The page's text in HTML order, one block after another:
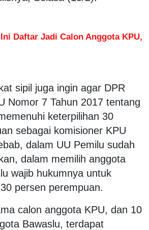
Daftar Jadi Calon Anggota KPU,
sipil juga ingin agar DPR
Nomor 7 Tahun 2017 tentang
keterpilihan 30
sebagai komisioner KPU
dalam UU Pemilu sudah
dalam memilih anggota
wajib hukumnya untuk
persen perempuan.
calon anggota KPU, dan 10
Bawaslu, terdapat